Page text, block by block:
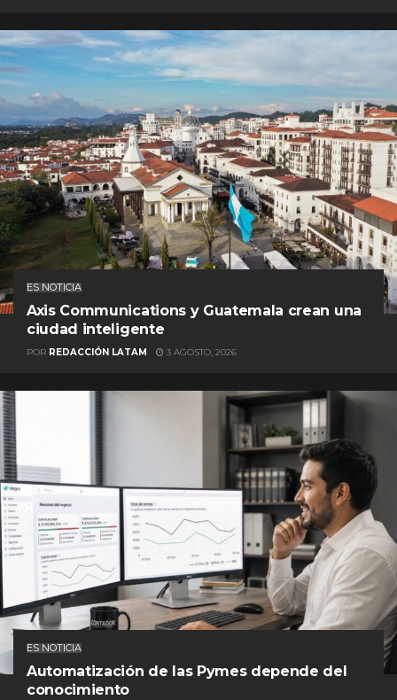
ES NOTICIA
Axis Communications y Guatemala crean una
ciudad inteligente
POR REDACCIÓN LATAM 3 AGOSTO, 2026
ES NOTICIA
Automatización de las Pymes depende del
conocimiento